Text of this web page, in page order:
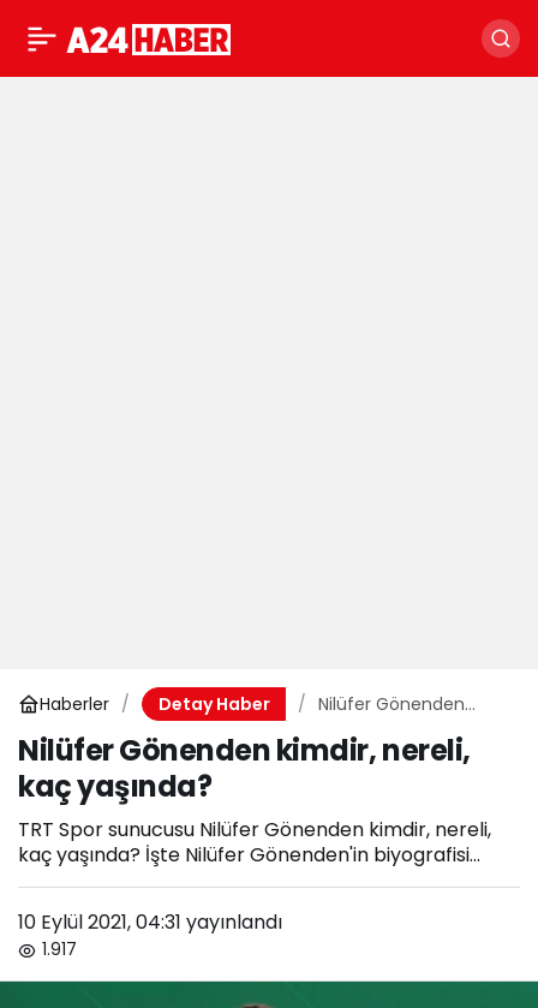
Haberler Detay Haber
Nilüfer Gönenden
yaşında?
Nilüfer Gönenden kimdir, nereli,
kaç yaşında?
TRT Spor sunucusu Nilüfer Gönenden kimdir, nereli,
kaç yaşında? İşte Nilüfer Gönenden'in biyografisi...
10 Eylül 2021, 04:31 yayınlandı
1.917